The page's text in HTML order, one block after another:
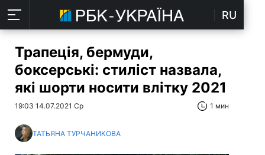
RU
Трапеція, бермуди,
боксерські: стиліст назвала,
які шорти носити влітку 2021
19:03 14.07.2021 Ср 1 мин
ТАТЬЯНА ТУРЧАНИКОВА